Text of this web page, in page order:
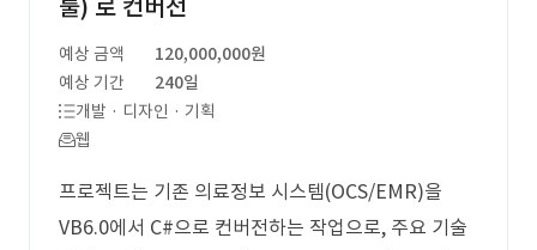
툴) 로 컨버전
예상 금액
120,000,000원
예상 기간
240일
개발 · 디자인 · 기획
웹
프로젝트는 기존 의료정보 시스템(OCS/EMR)을
VB6.0에서 C#으로 컨버전하는 작업으로, 주요 기술